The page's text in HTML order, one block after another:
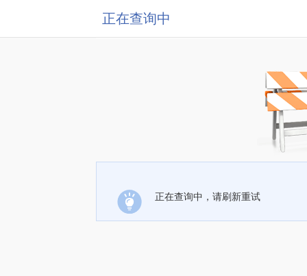
正在查询中
正在查询中，请刷新重试